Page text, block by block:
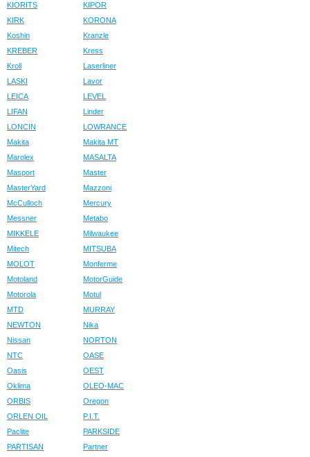
KIORITS
KIPOR
KIRK
KORONA
Koshin
Kranzle
KREBER
Kress
Kroll
Laserliner
LASKI
Lavor
LEICA
LEVEL
LIFAN
Linder
LONCIN
LOWRANCE
Makita
Makita MT
Marolex
MASALTA
Masport
Master
MasterYard
Mazzoni
McCulloch
Mercury
Messner
Metabo
MIKKELE
Milwaukee
Mitech
MITSUBA
MOLOT
Monferme
Motoland
MotorGuide
Motorola
Motul
MTD
MURRAY
NEWTON
Nika
Nissan
NORTON
NTC
OASE
Oasis
OEST
Oklima
OLEO-MAC
ORBIS
Oregon
ORLEN OIL
P.I.T.
Paclite
PARKSIDE
PARTISAN
Partner